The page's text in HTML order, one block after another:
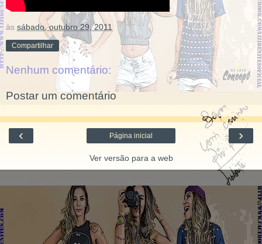
às sábado, outubro 29, 2011
Compartilhar
Nenhum comentário:
Postar um comentário
‹ ›
Página inicial
Ver versão para a web